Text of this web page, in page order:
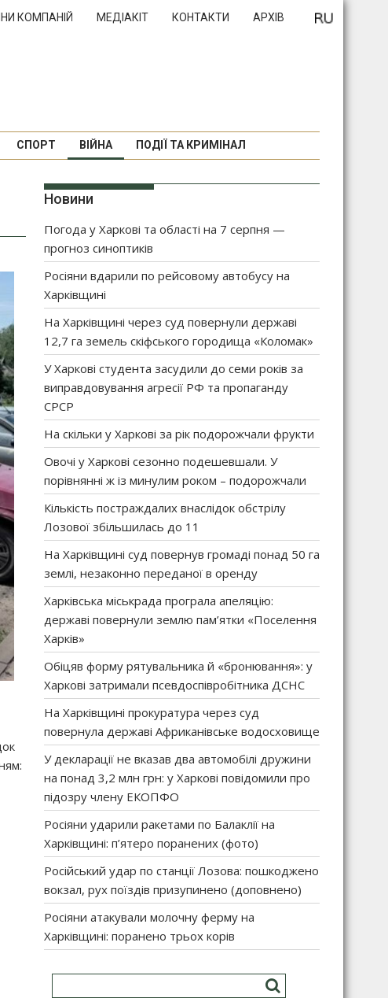
КОМПАНІЙ МЕДІАКІТ КОНТАКТИ АРХІВ
СПОРТ ВІЙНА ПОДІЇ ТА КРИМІНАЛ
Новини
Погода у Харкові та області на 7 серпня —
прогноз синоптиків
Росіяни вдарили по рейсовому автобусу на
Харківщині
На Харківщині через суд повернули державі
12,7 га земель скіфського городища «Коломак»
У Харкові студента засудили до семи років за
виправдовування агресії РФ та пропаганду
СРСР
На скільки у Харкові за рік подорожчали фрукти
Овочі у Харкові сезонно подешевшали. У
порівнянні ж із минулим роком – подорожчали
Кількість постраждалих внаслідок обстрілу
Лозової збільшилась до 11
На Харківщині суд повернув громаді понад 50 га
землі, незаконно переданої в оренду
Харківська міськрада програла апеляцію:
державі повернули землю пам’ятки «Поселення
Харків»
Обіцяв форму рятувальника й «бронювання»: у
Харкові затримали псевдоспівробітника ДСНС
На Харківщині прокуратура через суд
повернула державі Африканівське водосховище
У декларації не вказав два автомобілі дружини
на понад 3,2 млн грн: у Харкові повідомили про
підозру члену ЕКОПФО
Росіяни ударили ракетами по Балаклії на
Харківщині: п’ятеро поранених (фото)
Російський удар по станції Лозова: пошкоджено
вокзал, рух поїздів призупинено (доповнено)
Росіяни атакували молочну ферму на
Харківщині: поранено трьох корів